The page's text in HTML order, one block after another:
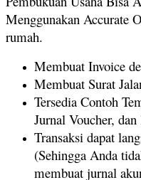
Menggunakan Accurate
rumah.
Membuat Invoice
Membuat Surat
Tersedia Contoh
Jurnal Voucher,
Transaksi dapat
(Sehingga Anda
membuat jurnal